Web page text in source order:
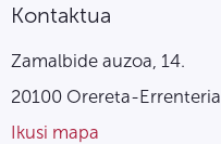
Kontaktua
Zamalbide auzoa, 14.
20100 Orereta-Errenteria
Ikusi mapa